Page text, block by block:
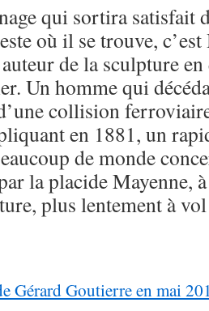
qui sortira satisfait
où il se trouve,
de la sculpture
Un homme qui
collision
en 1881, un
de monde
la placide Mayenne,
plus lentement à
Gérard Goutierre en mai